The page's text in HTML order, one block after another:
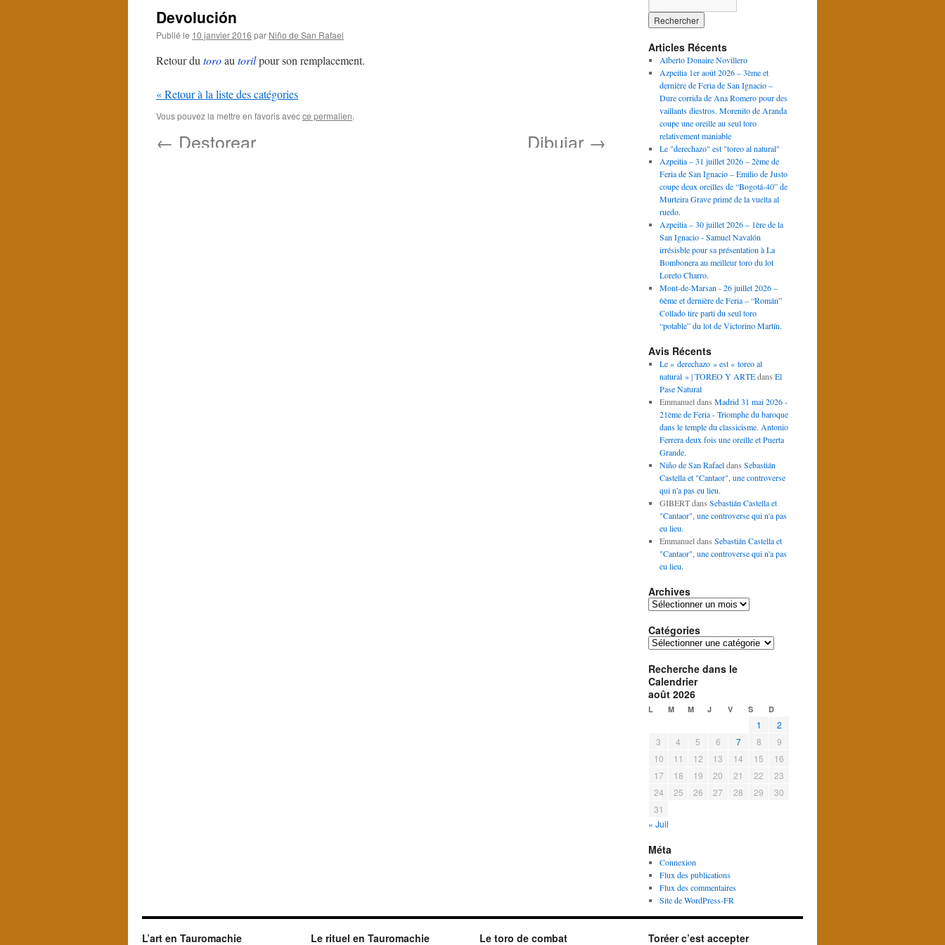
Devolución
Publié le 10 janvier 2016 par Niño de San Rafael
Retour du toroau torilpour son remplacement.
« Retour à la liste des catégories
Vous pouvez la mettre en favoris avecce permalien.
← Destorear Dibujar →
Articles Récents
Alberto Donaire Novillero
Azpeitia 1er août 2026 – 3ème et
dernière de Feria de San Ignacio –
Dure corrida de Ana Romero pour des
vaillants diestros. Morenito de Aranda
coupe une oreille au seul toro
relativement maniable
Le "derechazo" est "toreo al natural"
Azpeitia – 31 juillet 2026 – 2ème de
Feria de San Ignacio – Emilio de Justo
coupe deux oreilles de “Bogotá-40” de
Murteira Grave primé de la vuelta al
ruedo.
Azpeitia – 30 juillet 2026 – 1ère de la
San Ignacio - Samuel Navalón
irrésisble pour sa présentation à La
Bombonera au meilleur toro du lot
Loreto Charro.
Mont-de-Marsan - 26 juillet 2026 –
6ème et dernière de Feria – “Román”
Collado tire parti du seul toro
“potable” du lot de Victorino Martín.
Avis Récents
Le « derechazo » est « toreo al
natural » | TOREO Y ARTEdans El
Pase Natural
Emmanueldans Madrid 31 mai 2026 -
21ème de Feria - Triomphe du baroque
dans le temple du classicisme. Antonio
Ferrera deux fois une oreille et Puerta
Grande.
Niño de San Rafaeldans Sebastián
Castella et "Cantaor", une controverse
qui n'a pas eu lieu.
GIBERTdans Sebastián Castella et
"Cantaor", une controverse qui n'a pas
eu lieu.
Emmanueldans Sebastián Castella et
"Cantaor", une controverse qui n'a pas
eu lieu.
Archives
Archives
Catégories
Catégories
Recherche dans le
Calendrier
août 2026
L M M J V S D
1
2
3
4 5 6 7 8
9
10
11 12 13 14 15
16
17
18 19 20 21 22
23
24
25 26 27 28 29
30
31
« Juil
Méta
Connexion
Flux des publications
Flux des commentaires
Site de WordPress-FR
L’art en Tauromachie Le rituel en Tauromachie Le toro de combat
Toréer c’est accepter